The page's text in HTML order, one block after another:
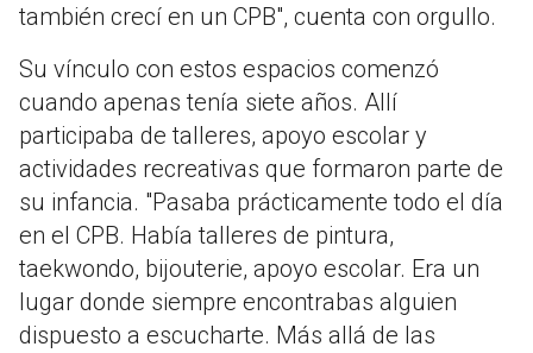
también crecí en un CPB", cuenta con orgullo.
Su vínculo con estos espacios comenzó
cuando apenas tenía siete años. Allí
participaba de talleres, apoyo escolar y
actividades recreativas que formaron parte de
su infancia. "Pasaba prácticamente todo el día
en el CPB. Había talleres de pintura,
taekwondo, bijouterie, apoyo escolar. Era un
lugar donde siempre encontrabas alguien
dispuesto a escucharte. Más allá de las